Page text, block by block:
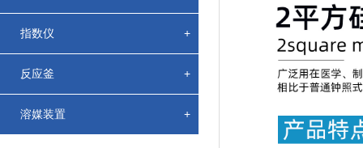
指数仪 +
反应釜 +
溶媒装置 +